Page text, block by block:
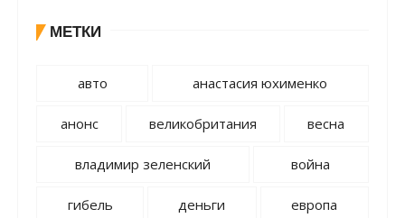
МЕТКИ
авто анастасия юхименко
анонс великобритания весна
владимир зеленский война
гибель деньги европа